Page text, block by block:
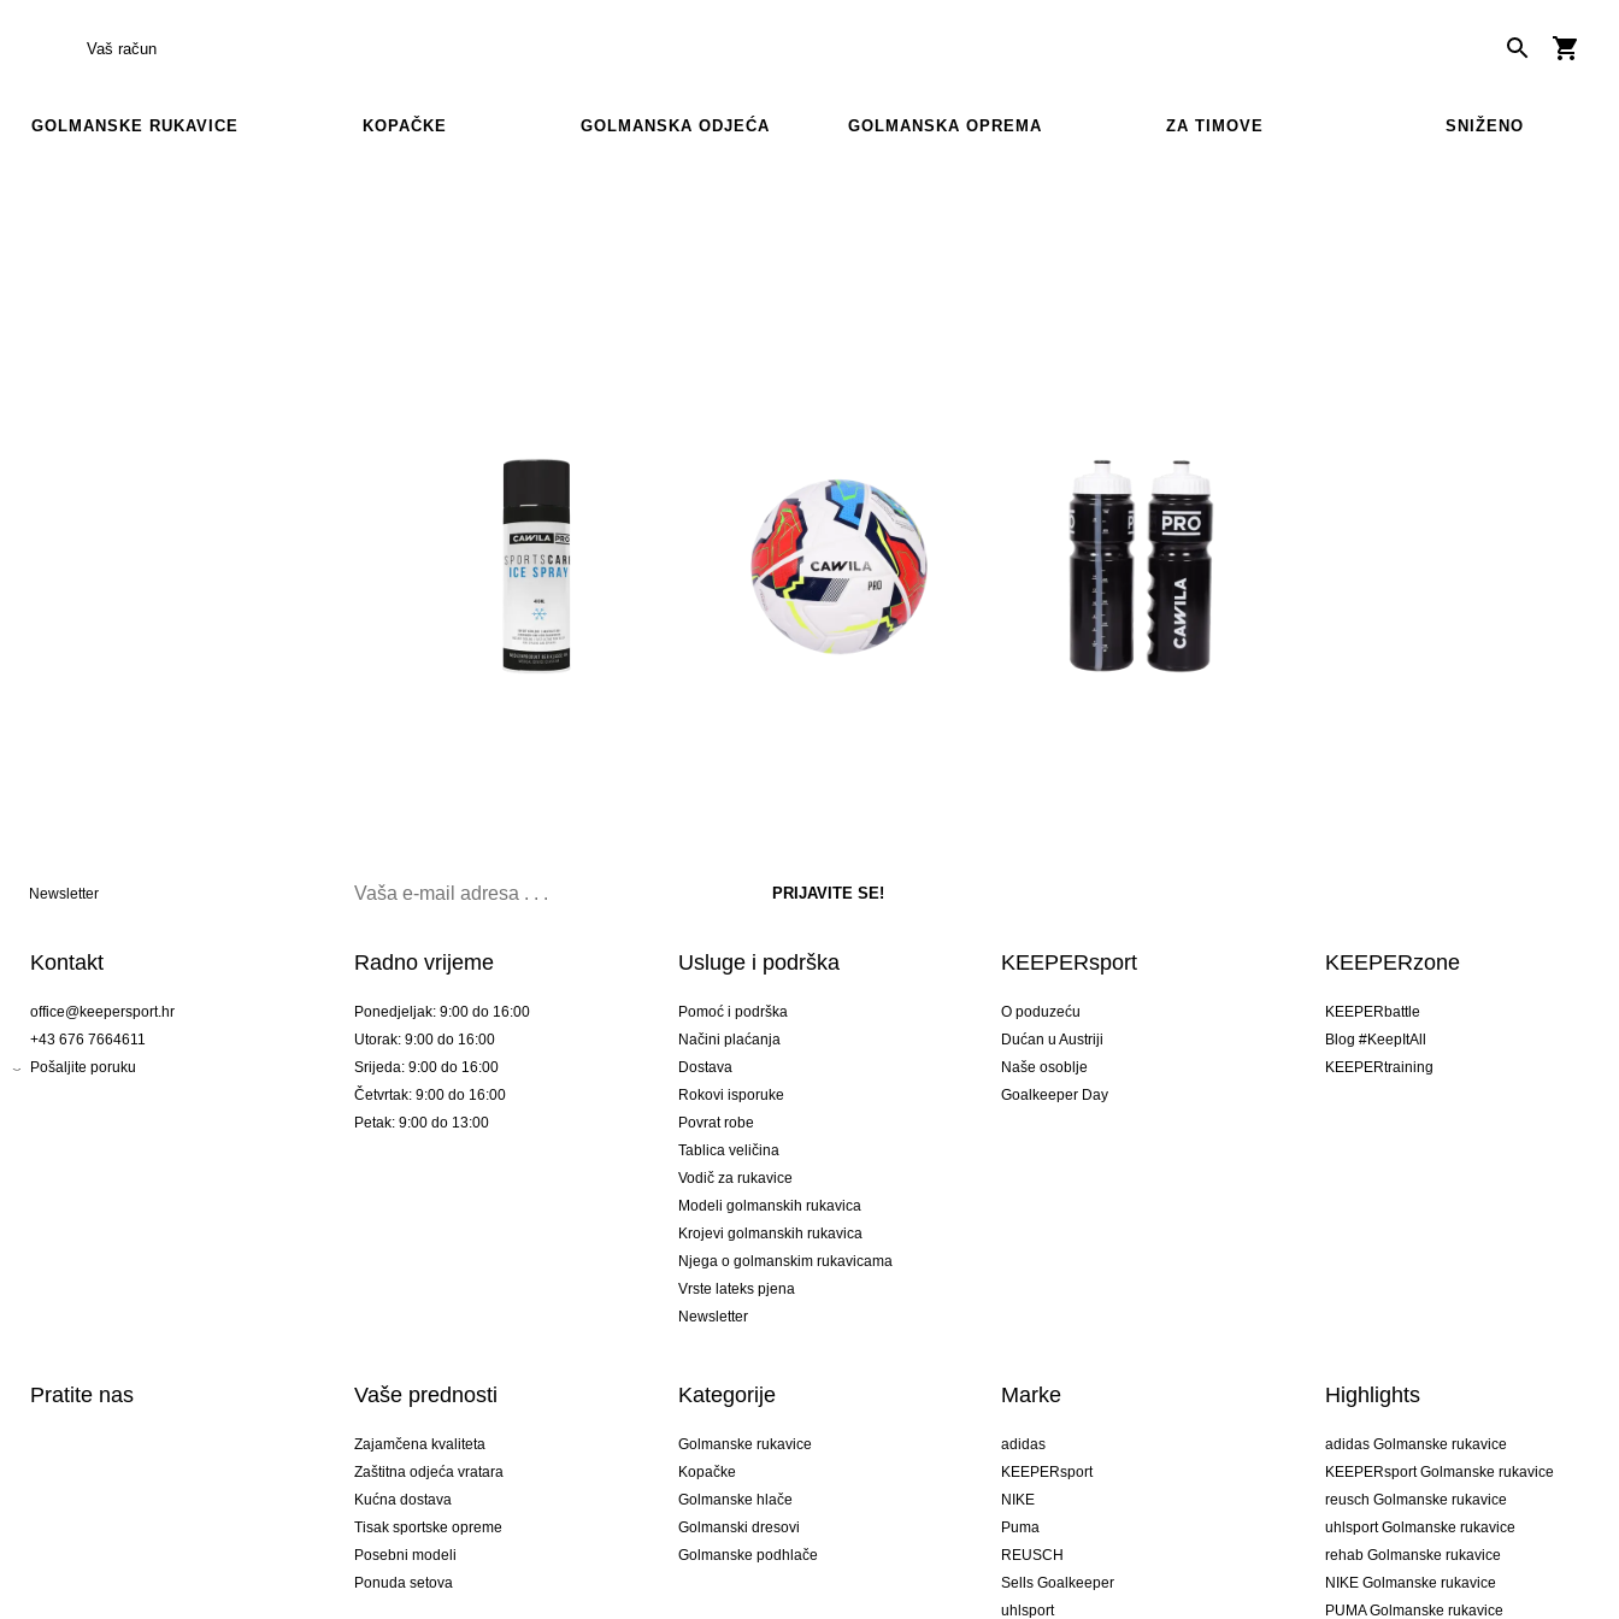
Vaš račun
GOLMANSKE RUKAVICE KOPAČKE GOLMANSKA ODJEĆA GOLMANSKA OPREMA ZA TIMOVE SNIŽENO
Newsletter
Kontakt
office@keepersport.hr
+43 676 7664611
Pošaljite poruku
Radno vrijeme
Ponedjeljak: 9:00 do 16:00
Utorak: 9:00 do 16:00
Srijeda: 9:00 do 16:00
Četvrtak: 9:00 do 16:00
Petak: 9:00 do 13:00
Usluge i podrška
Pomoć i podrška
Načini plaćanja
Dostava
Rokovi isporuke
Povrat robe
Tablica veličina
Vodič za rukavice
Modeli golmanskih rukavica
Krojevi golmanskih rukavica
Njega o golmanskim rukavicama
Vrste lateks pjena
Newsletter
KEEPERsport
O poduzeću
Dućan u Austriji
Naše osoblje
Goalkeeper Day
KEEPERzone
KEEPERbattle
Blog #KeepItAll
KEEPERtraining
Pratite nas Vaše prednosti
Zajamčena kvaliteta
Zaštitna odjeća vratara
Kućna dostava
Tisak sportske opreme
Posebni modeli
Ponuda setova
Kategorije
Golmanske rukavice
Kopačke
Golmanske hlače
Golmanski dresovi
Golmanske podhlače
Marke
adidas
KEEPERsport
NIKE
Puma
REUSCH
Sells Goalkeeper
uhlsport
Highlights
adidas Golmanske rukavice
KEEPERsport Golmanske rukavice
reusch Golmanske rukavice
uhlsport Golmanske rukavice
rehab Golmanske rukavice
NIKE Golmanske rukavice
PUMA Golmanske rukavice